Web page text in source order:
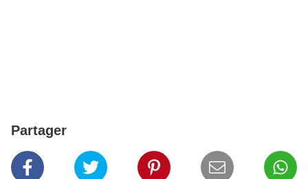
Partager